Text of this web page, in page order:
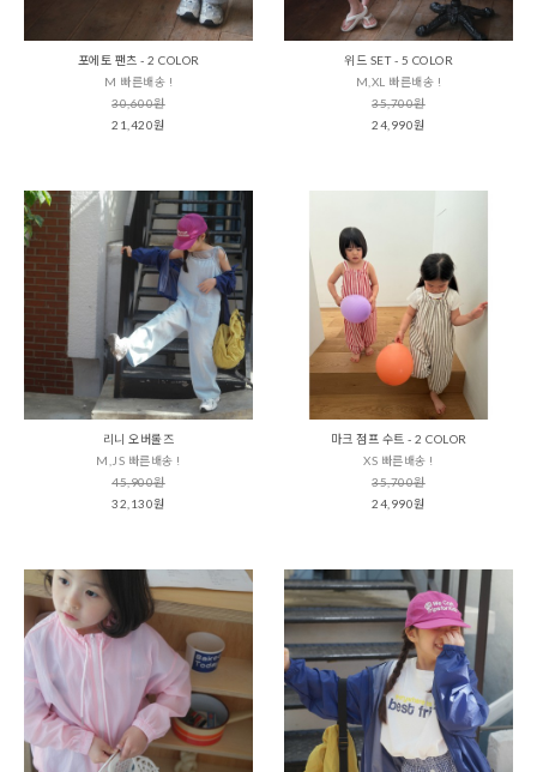
포에토 팬츠 - 2 COLOR
M 빠른배송 !
30,600원
21,420원
위드 SET - 5 COLOR
M,XL 빠른배송 !
35,700원
24,990원
리니 오버롤즈
M,JS 빠른배송 !
45,900원
32,130원
마크 점프 수트 - 2 COLOR
XS 빠른배송 !
35,700원
24,990원